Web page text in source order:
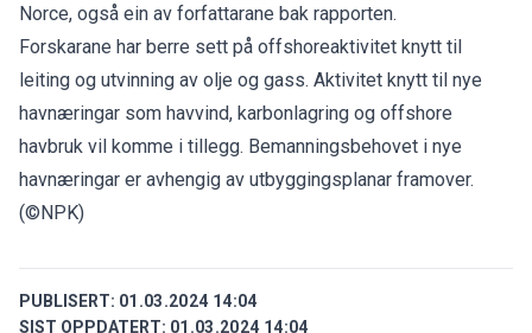
Norce, også ein av forfattarane bak rapporten.
Forskarane har berre sett på offshoreaktivitet knytt til
leiting og utvinning av olje og gass. Aktivitet knytt til nye
havnæringar som havvind, karbonlagring og offshore
havbruk vil komme i tillegg. Bemanningsbehovet i nye
havnæringar er avhengig av utbyggingsplanar framover.
(©NPK)
PUBLISERT: 01.03.2024 14:04
SIST OPPDATERT: 01.03.2024 14:04